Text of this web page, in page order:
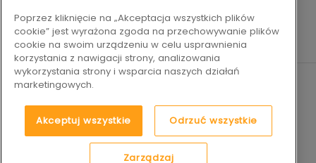
Poprzez kliknięcie na „Akceptacja wszystkich plików
cookie” jest wyrażona zgoda na przechowywanie plików
cookie na swoim urządzeniu w celu usprawnienia
korzystania z nawigacji strony, analizowania
wykorzystania strony i wsparcia naszych działań
marketingowych.
Akceptuj wszystkie Odrzuć wszystkie
Zarządzaj